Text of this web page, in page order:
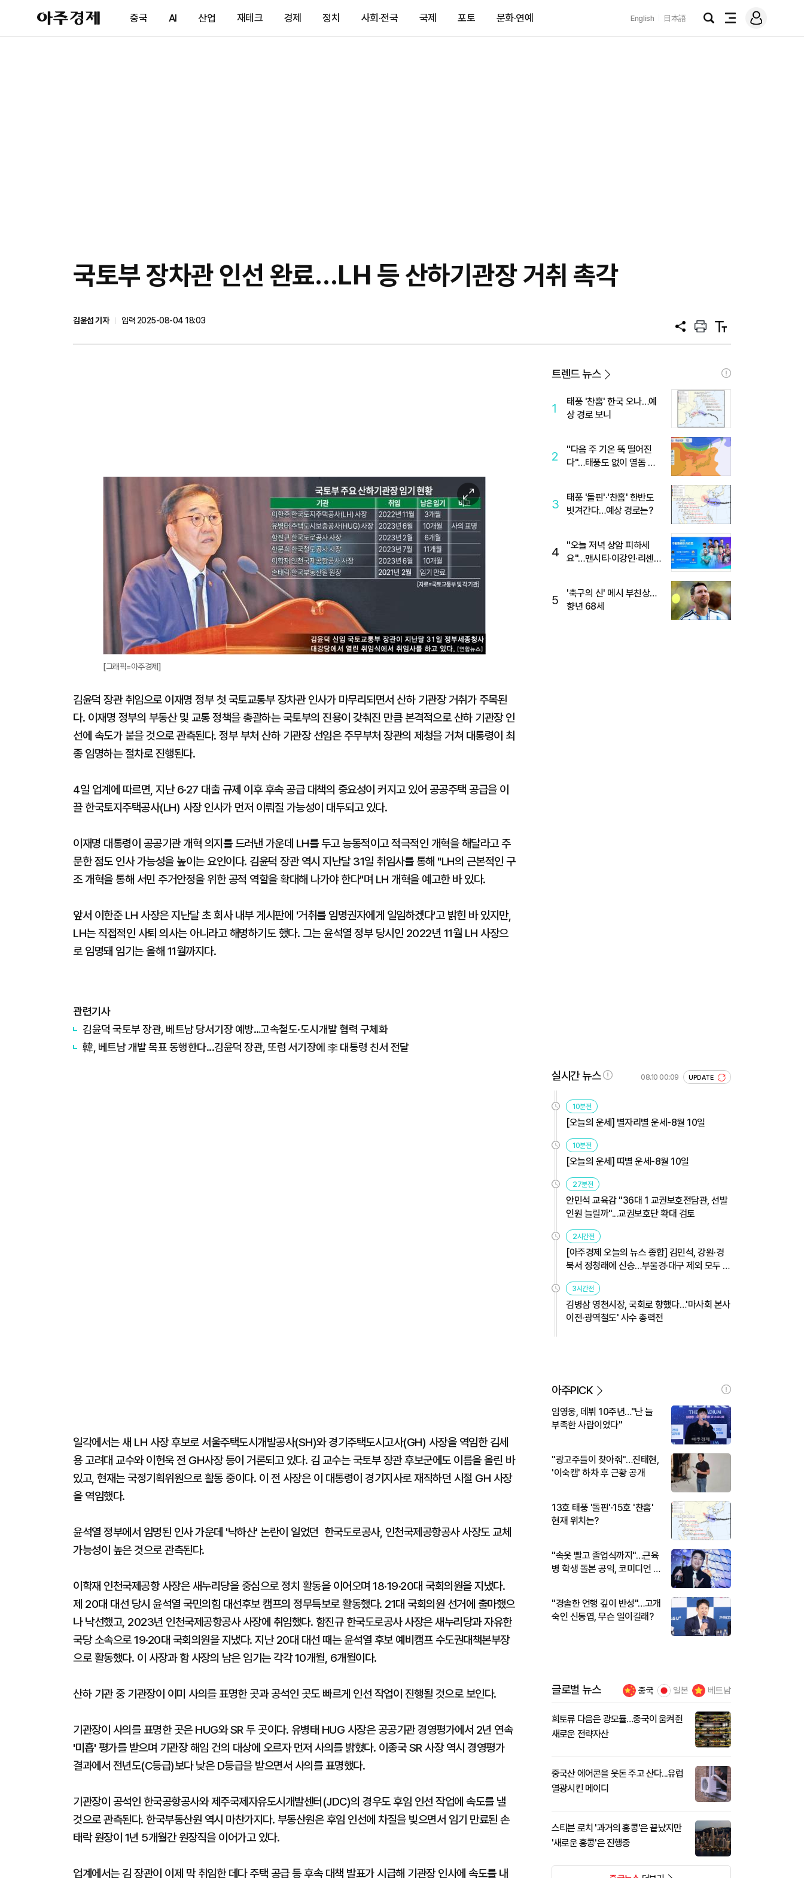
아
주
제
중국 AI 산업 재테크 경제 정치 사회·전국 국제 포토 문화·연예 English 日本語
검
전
메
그
국토부 장차관 인선 완료…LH 등 산하기관장 거취 촉각
김윤섭 기자
입력 2025-08-04 18:03
공
프
트
텍
트
이
미
지
확
대
[그래픽=아주경제]
김윤덕 장관 취임으로 이재명 정부 첫 국토교통부 장차관 인사가 마무리되면서 산하 기관장 거취가 주목된
다. 이재명 정부의 부동산 및 교통 정책을 총괄하는 국토부의 진용이 갖춰진 만큼 본격적으로 산하 기관장 인
선에 속도가 붙을 것으로 관측된다. 정부 부처 산하 기관장 선임은 주무부처 장관의 제청을 거쳐 대통령이 최
종 임명하는 절차로 진행된다.
4일 업계에 따르면, 지난 6·27 대출 규제 이후 후속 공급 대책의 중요성이 커지고 있어 공공주택 공급을 이
끌 한국토지주택공사(LH) 사장 인사가 먼저 이뤄질 가능성이 대두되고 있다.
이재명 대통령이 공공기관 개혁 의지를 드러낸 가운데 LH를 두고 능동적이고 적극적인 개혁을 해달라고 주
문한 점도 인사 가능성을 높이는 요인이다. 김윤덕 장관 역시 지난달 31일 취임사를 통해 "LH의 근본적인 구
조 개혁을 통해 서민 주거안정을 위한 공적 역할을 확대해 나가야 한다"며 LH 개혁을 예고한 바 있다.
앞서 이한준 LH 사장은 지난달 초 회사 내부 게시판에 '거취를 임명권자에게 일임하겠다'고 밝힌 바 있지만,
LH는 직접적인 사퇴 의사는 아니라고 해명하기도 했다. 그는 윤석열 정부 당시인 2022년 11월 LH 사장으
로 임명돼 임기는 올해 11월까지다.
관련기사
김윤덕 국토부 장관, 베트남 당서기장 예방…고속철도·도시개발 협력 구체화
韓, 베트남 개발 목표 동행한다...김윤덕 장관, 또럼 서기장에 李 대통령 친서 전달
일각에서는 새 LH 사장 후보로 서울주택도시개발공사(SH)와 경기주택도시고사(GH) 사장을 역임한 김세
용 고려대 교수와 이헌욱 전 GH사장 등이 거론되고 있다. 김 교수는 국토부 장관 후보군에도 이름을 올린 바
있고, 현재는 국정기획위원으로 활동 중이다. 이 전 사장은 이 대통령이 경기지사로 재직하던 시절 GH 사장
을 역임했다.
윤석열 정부에서 임명된 인사 가운데 '낙하산' 논란이 일었던 한국도로공사, 인천국제공항공사 사장도 교체
가능성이 높은 것으로 관측된다.
이학재 인천국제공항 사장은 새누리당을 중심으로 정치 활동을 이어오며 18·19·20대 국회의원을 지냈다.
제 20대 대선 당시 윤석열 국민의힘 대선후보 캠프의 정무특보로 활동했다. 21대 국회의원 선거에 출마했으
나 낙선했고, 2023년 인천국제공항공사 사장에 취임했다. 함진규 한국도로공사 사장은 새누리당과 자유한
국당 소속으로 19·20대 국회의원을 지냈다. 지난 20대 대선 때는 윤석열 후보 예비캠프 수도권대책본부장
으로 활동했다. 이 사장과 함 사장의 남은 임기는 각각 10개월, 6개월이다.
산하 기관 중 기관장이 이미 사의를 표명한 곳과 공석인 곳도 빠르게 인선 작업이 진행될 것으로 보인다.
기관장이 사의를 표명한 곳은 HUG와 SR 두 곳이다. 유병태 HUG 사장은 공공기관 경영평가에서 2년 연속
'미흡' 평가를 받으며 기관장 해임 건의 대상에 오르자 먼저 사의를 밝혔다. 이종국 SR 사장 역시 경영평가
결과에서 전년도(C등급)보다 낮은 D등급을 받으면서 사의를 표명했다.
기관장이 공석인 한국공항공사와 제주국제자유도시개발센터(JDC)의 경우도 후임 인선 작업에 속도를 낼
것으로 관측된다. 한국부동산원 역시 마찬가지다. 부동산원은 후임 인선에 차질을 빚으면서 임기 만료된 손
태락 원장이 1년 5개월간 원장직을 이어가고 있다.
업계에서는 김 장관이 이제 막 취임한 데다 주택 공급 등 후속 대책 발표가 시급해 기관장 인사에 속도를 내
트렌드 뉴스
1
태풍 '찬홈' 한국 오나…예
상 경로 보니
2
"다음 주 기온 뚝 떨어진
다"…태풍도 없이 열돔 박
3
태풍 '돌핀'·'찬홈' 한반도
빗겨간다…예상 경로는?
4
"오늘 저녁 상암 피하세
요"…맨시티·이강인·리센느
5
'축구의 신' 메시 부친상…
향년 68세
실시간 뉴스 08.10 00:09 UPDATE
10분전
[오늘의 운세] 별자리별 운세-8월 10일
10분전
[오늘의 운세] 띠별 운세-8월 10일
27분전
안민석 교육감 "36대 1 교권보호전담관, 선발
인원 늘릴까"...교권보호단 확대 검토
2시간전
[아주경제 오늘의 뉴스 종합] 김민석, 강원·경
북서 정청래에 신승…부울경·대구 제외 모두 웃
었다 外
3시간전
김병삼 영천시장, 국회로 향했다…'마사회 본사
이전·광역철도' 사수 총력전
아주PICK
임영웅, 데뷔 10주년…"난 늘
부족한 사람이었다"
"광고주들이 찾아줘"…진태현,
'이숙캠' 하차 후 근황 공개
13호 태풍 '돌핀'·15호 '찬홈'
현재 위치는?
"속옷 빨고 졸업식까지"…근육
병 학생 돌본 공익, 코미디언 김
"경솔한 언행 깊이 반성"…고개
숙인 신동엽, 무슨 일이길래?
글로벌 뉴스 중국 일본 베트남
희토류 다음은 광모듈…중국이 움켜쥔
새로운 전략자산
중국산 에어콘을 웃돈 주고 산다...유럽
열광시킨 메이디
스티븐 로치 '과거의 홍콩'은 끝났지만
'새로운 홍콩'은 진행중